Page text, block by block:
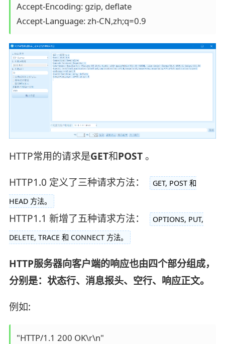
Accept-Encoding: gzip, deflate
HTTP常用的请求是GET和POST。
HTTP1.0 定义了三种请求方法：
GET, POST 和
HEAD 方法。
HTTP1.1 新增了五种请求方法：
OPTIONS, PUT,
DELETE, TRACE 和 CONNECT 方法。
HTTP服务器向客户端的响应也由四个部分组成，
分别是：状态行、消息报头、空行、响应正文。
例如:
"HTTP/1.1 200 OK\r\n"